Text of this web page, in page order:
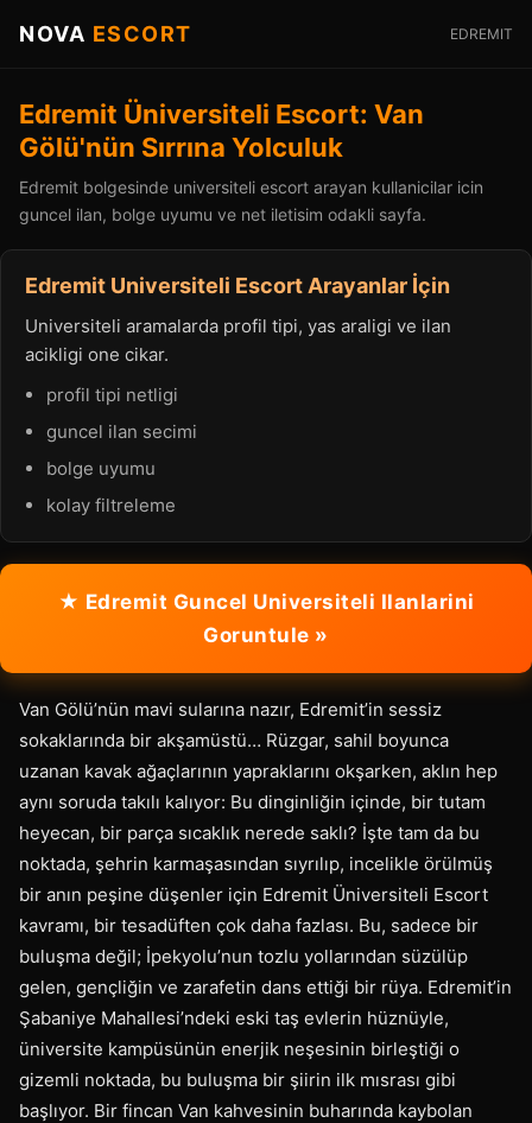
NOVA ESCORT EDREMIT
Edremit Üniversiteli Escort: Van
Gölü'nün Sırrına Yolculuk
Edremit bolgesinde universiteli escort arayan kullanicilar icin
guncel ilan, bolge uyumu ve net iletisim odakli sayfa.
Edremit Universiteli Escort Arayanlar İçin
Universiteli aramalarda profil tipi, yas araligi ve ilan
acikligi one cikar.
profil tipi netligi
guncel ilan secimi
bolge uyumu
kolay filtreleme
★ Edremit Guncel Universiteli Ilanlarini
Goruntule »
Van Gölü’nün mavi sularına nazır, Edremit’in sessiz
sokaklarında bir akşamüstü… Rüzgar, sahil boyunca
uzanan kavak ağaçlarının yapraklarını okşarken, aklın hep
aynı soruda takılı kalıyor: Bu dinginliğin içinde, bir tutam
heyecan, bir parça sıcaklık nerede saklı? İşte tam da bu
noktada, şehrin karmaşasından sıyrılıp, incelikle örülmüş
bir anın peşine düşenler için Edremit Üniversiteli Escort
kavramı, bir tesadüften çok daha fazlası. Bu, sadece bir
buluşma değil; İpekyolu’nun tozlu yollarından süzülüp
gelen, gençliğin ve zarafetin dans ettiği bir rüya. Edremit’in
Şabaniye Mahallesi’ndeki eski taş evlerin hüznüyle,
üniversite kampüsünün enerjik neşesinin birleştiği o
gizemli noktada, bu buluşma bir şiirin ilk mısrası gibi
başlıyor. Bir fincan Van kahvesinin buharında kaybolan